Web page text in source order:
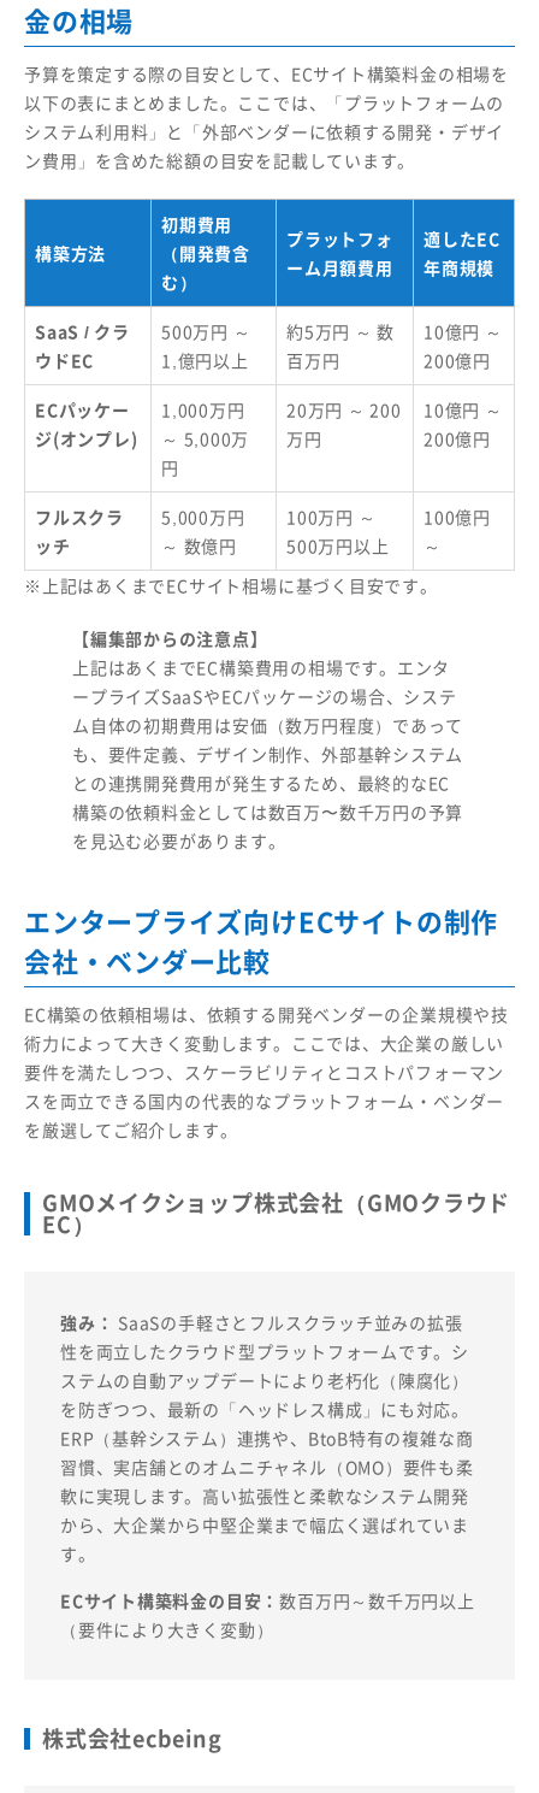
金の相場
予算を策定する際の目安として、ECサイト構築料金の相場を
以下の表にまとめました。ここでは、「プラットフォームの
システム利用料」と「外部ベンダーに依頼する開発・デザイ
ン費用」を含めた総額の目安を記載しています。
構築方法
初期費用
（開発費含
む）
プラットフォ
ーム月額費用
適したEC
年商規模
SaaS / クラ
ウドEC
500万円 ～
1,億円以上
約5万円 ～ 数
百万円
10億円 ～
200億円
ECパッケー
ジ(オンプレ)
1,000万円
～ 5,000万
円
20万円 ～ 200
万円
10億円 ～
200億円
フルスクラ
ッチ
5,000万円
～ 数億円
100万円 ～
500万円以上
100億円
～
※上記はあくまでECサイト相場に基づく目安です。
【編集部からの注意点】
上記はあくまでEC構築費用の相場です。エンタ
ープライズSaaSやECパッケージの場合、システ
ム自体の初期費用は安価（数万円程度）であって
も、要件定義、デザイン制作、外部基幹システム
との連携開発費用が発生するため、最終的なEC
構築の依頼料金としては数百万〜数千万円の予算
を見込む必要があります。
エンタープライズ向けECサイトの制作
会社・ベンダー比較
EC構築の依頼相場は、依頼する開発ベンダーの企業規模や技
術力によって大きく変動します。ここでは、大企業の厳しい
要件を満たしつつ、スケーラビリティとコストパフォーマン
スを両立できる国内の代表的なプラットフォーム・ベンダー
を厳選してご紹介します。
GMOメイクショップ株式会社（GMOクラウド
EC）
強み： SaaSの手軽さとフルスクラッチ並みの拡張
性を両立したクラウド型プラットフォームです。シ
ステムの自動アップデートにより老朽化（陳腐化）
を防ぎつつ、最新の「ヘッドレス構成」にも対応。
ERP（基幹システム）連携や、BtoB特有の複雑な商
習慣、実店舗とのオムニチャネル（OMO）要件も柔
軟に実現します。高い拡張性と柔軟なシステム開発
から、大企業から中堅企業まで幅広く選ばれていま
す。
ECサイト構築料金の目安：数百万円～数千万円以上
（要件により大きく変動）
株式会社ecbeing